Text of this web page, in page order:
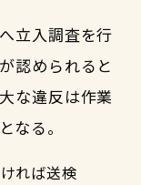
立入調査を行
認められると
な違反は作業
なる。
れば送検